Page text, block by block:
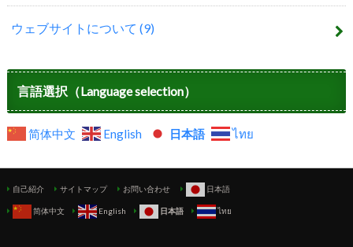
ウェブサイトについて (9)
言語選択（Language selection）
简体中文 English 日本語 ไทย
自己紹介 サイトマップ お問い合わせ 日本語
简体中文 English 日本語 ไทย